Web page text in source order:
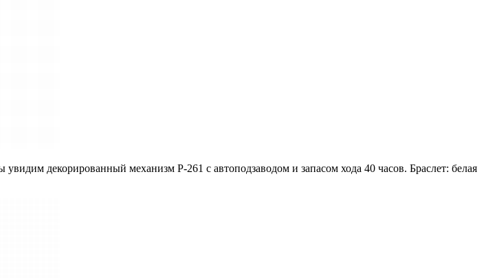
декорированный механизм P-261 с автоподзаводом и запасом хода 40 часов. Браслет: белая